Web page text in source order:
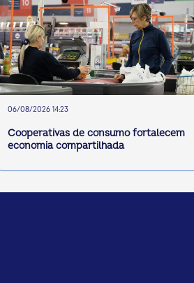
06/08/2026 14:23
Cooperativas de consumo fortalecem
economia compartilhada